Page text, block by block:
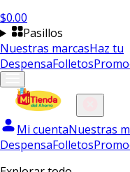
$0.00
Pasillos
Nuestras marcasHaz tu
DespensaFolletos
Mi cuentaNuestras
DespensaFolletos